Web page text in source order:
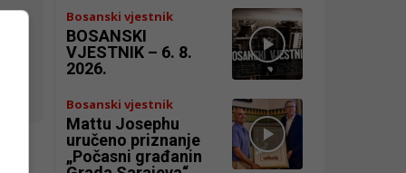
Bosanski vjestnik
BOSANSKI
VJESTNIK – 6. 8.
2026.
Bosanski vjestnik
Mattu Josephu
uručeno priznanje
„Počasni građanin